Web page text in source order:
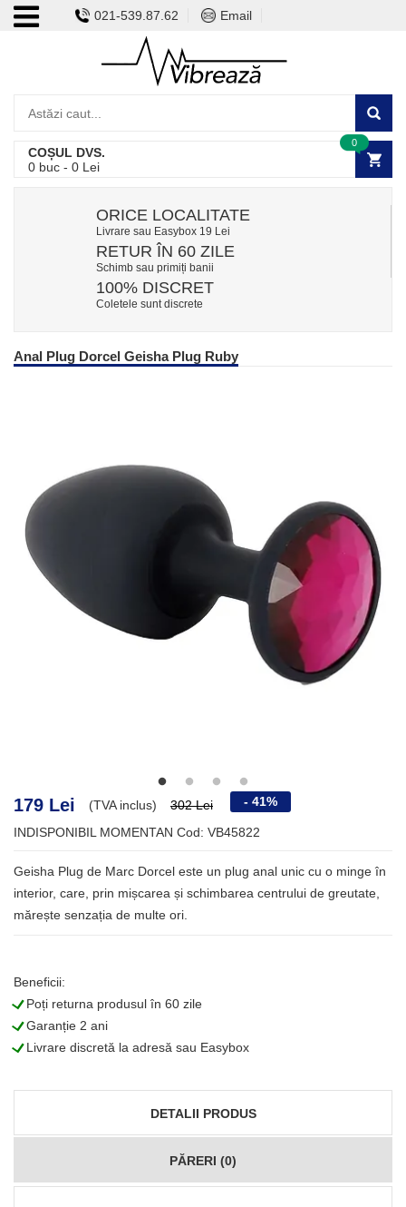
021-539.87.62 Email
COȘUL DVS.
0 buc - 0 Lei
0
ORICE LOCALITATE
Livrare sau Easybox 19 Lei
RETUR ÎN 60 ZILE
Schimb sau primiți banii
100% DISCRET
Coletele sunt discrete
Anal Plug Dorcel Geisha Plug Ruby
179 Lei (TVA inclus) 302 Lei - 41%
INDISPONIBIL MOMENTAN Cod: VB45822
Geisha Plug de Marc Dorcel este un plug anal unic cu o minge în
interior, care, prin mișcarea și schimbarea centrului de greutate,
mărește senzația de multe ori.
Beneficii:
LPoți returna produsul în 60 zile
LGaranție 2 ani
LLivrare discretă la adresă sau Easybox
DETALII PRODUS
PĂRERI (0)